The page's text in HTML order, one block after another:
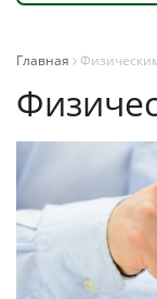
Главная